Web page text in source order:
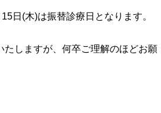
日(木)は振替診療日となります。
たしますが、何卒ご理解のほどお願